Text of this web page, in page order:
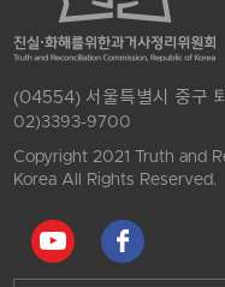
(04554) 서울특별시 중구
02)3393-9700
Copyright 2021 Truth and
Korea All Rights Reserved.